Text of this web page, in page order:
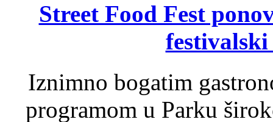
Street Food Fest
Iznimno bogatim
programom u Parku